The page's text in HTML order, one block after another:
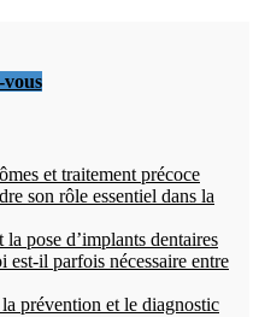
vous
et traitement précoce
son rôle essentiel dans la
pose d’implants dentaires
est-il parfois nécessaire entre
prévention et le diagnostic